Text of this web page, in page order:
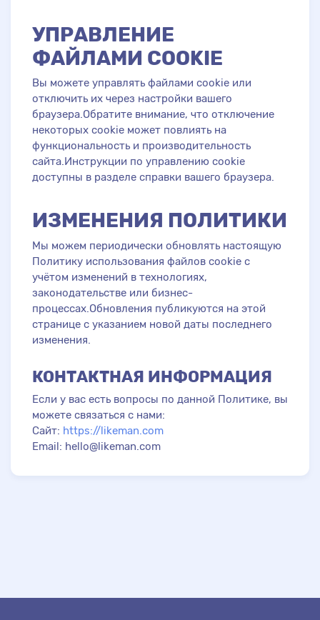
УПРАВЛЕНИЕ
ФАЙЛАМИ COOKIE
Вы можете управлять файлами cookie или
отключить их через настройки вашего
браузера.Обратите внимание, что отключение
некоторых cookie может повлиять на
функциональность и производительность
сайта.Инструкции по управлению cookie
доступны в разделе справки вашего браузера.
ИЗМЕНЕНИЯ ПОЛИТИКИ
Мы можем периодически обновлять настоящую
Политику использования файлов cookie с
учётом изменений в технологиях,
законодательстве или бизнес-
процессах.Обновления публикуются на этой
странице с указанием новой даты последнего
изменения.
КОНТАКТНАЯ ИНФОРМАЦИЯ
Если у вас есть вопросы по данной Политике, вы
можете связаться с нами:
Сайт: https://likeman.com
Email: hello@likeman.com